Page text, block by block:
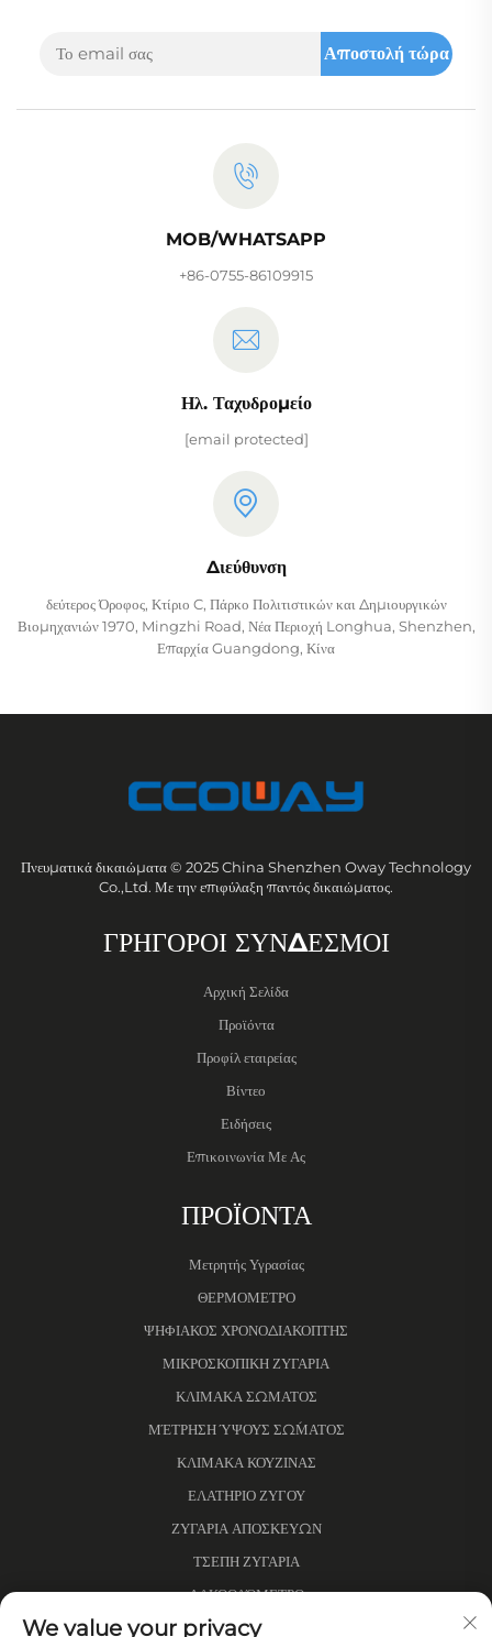
Αποστολή τώρα
MOB/WHATSAPP
+86-0755-86109915
Ηλ. Ταχυδρομείο
[email protected]
Διεύθυνση
δεύτερος Όροφος, Κτίριο C, Πάρκο Πολιτιστικών και Δημιουργικών
Βιομηχανιών 1970, Mingzhi Road, Νέα Περιοχή Longhua, Shenzhen,
Επαρχία Guangdong, Κίνα
Πνευματικά δικαιώματα © 2025 China Shenzhen Oway Technology
Co.,Ltd. Με την επιφύλαξη παντός δικαιώματος.
ΓΡΗΓΟΡΟΙ ΣΥΝΔΕΣΜΟΙ
Αρχική Σελίδα
Προϊόντα
Προφίλ εταιρείας
Βίντεο
Ειδήσεις
Επικοινωνία Με Ας
ΠΡΟΪΟΝΤΑ
Μετρητής Υγρασίας
ΘΕΡΜΟΜΕΤΡΟ
ΨΗΦΙΑΚΟΣ ΧΡΟΝΟΔΙΑΚΟΠΤΗΣ
ΜΙΚΡΟΣΚΟΠΙΚΗ ΖΥΓΑΡΙΑ
ΚΛΙΜΑΚΑ ΣΩΜΑΤΟΣ
ΜΈΤΡΗΣΗ ΎΨΟΥΣ ΣΏΜΑΤΟΣ
ΚΛΙΜΑΚΑ ΚΟΥΖΙΝΑΣ
ΕΛΑΤΗΡΙΟ ΖΥΓΟΥ
ΖΥΓΑΡΙΑ ΑΠΟΣΚΕΥΩΝ
ΤΣΕΠΗ ΖΥΓΑΡΙΑ
ΑΛΚΟΟΛΌΜΕΤΡΟ
ΜΕΤΡΟ ΑΠΟΣΤΑΣΗΣ
We value your privacy